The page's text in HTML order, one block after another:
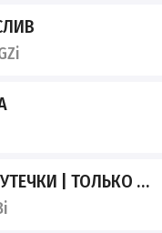
| ТОЛЬКО 2026